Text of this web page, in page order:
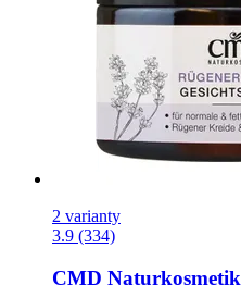
2 varianty
3.9 (334)
CMD Naturkosmetik